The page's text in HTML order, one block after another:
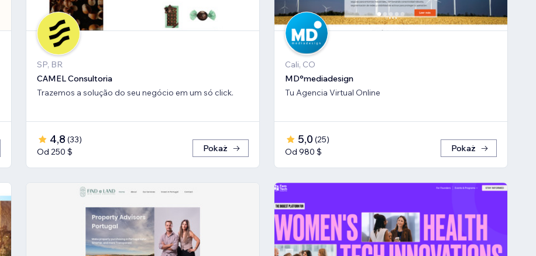
SP, BR
CAMEL Consultoria
Trazemos a solução do seu negócio em um só click.
4,8 (33)
Od 250 $
Pokaż
Cali, CO
MD°mediadesign
Tu Agencia Virtual Online
5,0 (25)
Od 980 $
Pokaż